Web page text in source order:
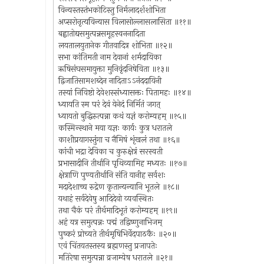
विन्यस्तस्तंभकोटिस्तु निर्मलादर्शशोभिता
अप्सरोनृत्यविन्यास विलासोल्लासलासिता ॥११॥
बह्वातोद्यसमुत्पन्नसमूहस्वननादिता
लयतालयुतानेक गीतवादित्र शोभिता ॥१२॥
सभा कांतिमती नाम देवानां शर्मदायिका
ऋषिसंघसमायुक्ता मुनिवृंदनिषेविता ॥१३॥
द्विजातिसामशब्देन नादिताऽऽनंददायिनी
तस्यां निविष्टो देवेशस्संध्यासक्तः पितामहः ॥१४॥
ध्यायति स्म परं देवं येनेदं निर्मितं जगत्
ध्यायतो बुद्धिरुत्पन्ना कथं यज्ञं करोम्यहम् ॥१५॥
कस्मिन्स्थाने मया यज्ञः कार्यः कुत्र धरातले
काशीप्रयागस्तुंगा च नैमिषं शृंखलं तथा ॥१६॥
कांची भद्रा देविका च कुरुक्षेत्रं सरस्वती
प्रभासादीनि तीर्थानि पृथिव्यामिह मध्यतः ॥१७॥
क्षेत्राणि पुण्यतीर्थानि संति यानीह सर्वशः
मदादेशाच्च रुद्रेण कृतान्यन्यानि भूतले ॥१८॥
यथाहं सर्वदेवेषु आदिदेवो व्यवस्थितः
तथा चैकं परं तीर्थमादिभूतं करोम्यहम् ॥१९॥
अहं यत्र समुत्पन्नः पद्मं तद्विष्णुनाभिजम्
पुष्करं प्रोच्यते तीर्थमृषिभिर्वेदपाठकैः ॥२०॥
एवं चिंतयतस्तस्य ब्रह्मणस्तु प्रजापतेः
मतिरेषा समुत्पन्ना व्रजाम्येष धरातले ॥२१॥